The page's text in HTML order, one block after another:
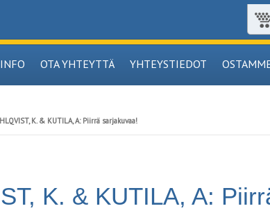
OTA YHTEYTTÄ YHTEYSTIEDOT
K. & KUTILA, A: Piirrä sarjakuvaa!
K. & KUTILA, A: